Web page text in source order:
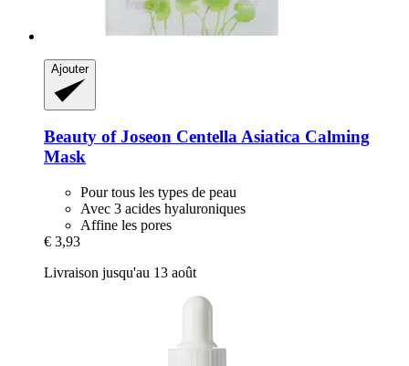
Ajouter
Beauty of Joseon Centella Asiatica Calming
Mask
Pour tous les types de peau
Avec 3 acides hyaluroniques
Affine les pores
€ 3,93
Livraison jusqu'au 13 août